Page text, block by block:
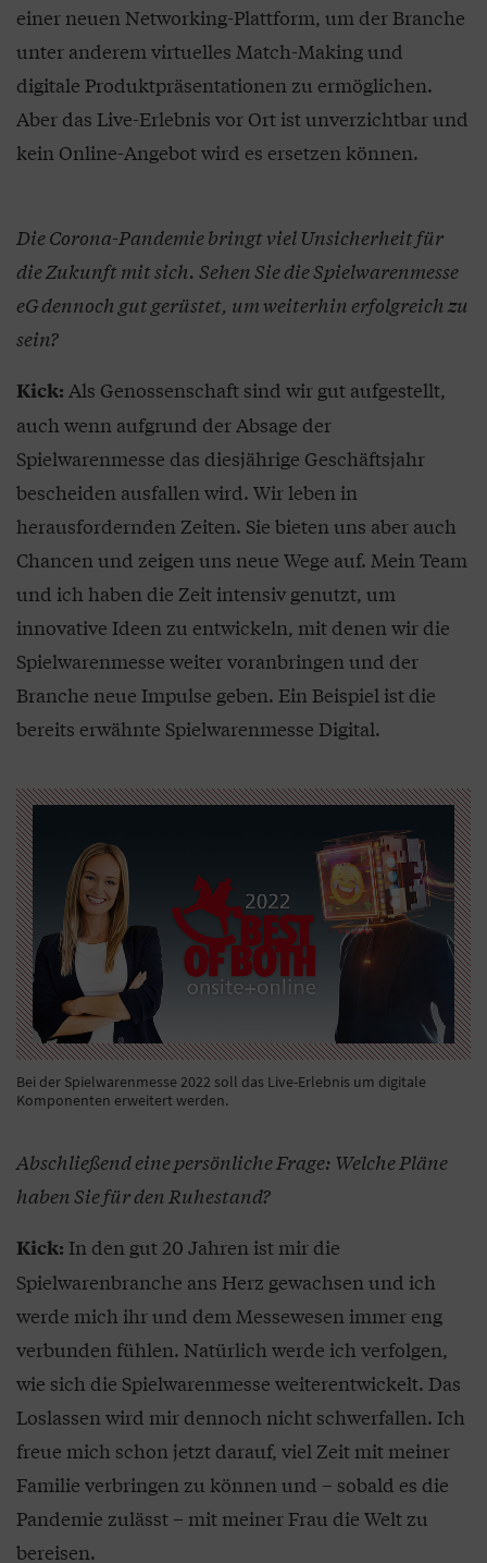
einer neuen Networking-Plattform, um der Branche
unter anderem virtuelles Match-Making und
digitale Produktpräsentationen zu ermöglichen.
Aber das Live-Erlebnis vor Ort ist unverzichtbar und
kein Online-Angebot wird es ersetzen können.
Die Corona-Pandemie bringt viel Unsicherheit für
die Zukunft mit sich. Sehen Sie die Spielwarenmesse
eG dennoch gut gerüstet, um weiterhin erfolgreich zu
sein?
Kick: Als Genossenschaft sind wir gut aufgestellt,
auch wenn aufgrund der Absage der
Spielwarenmesse das diesjährige Geschäftsjahr
bescheiden ausfallen wird. Wir leben in
herausfordernden Zeiten. Sie bieten uns aber auch
Chancen und zeigen uns neue Wege auf. Mein Team
und ich haben die Zeit intensiv genutzt, um
innovative Ideen zu entwickeln, mit denen wir die
Spielwarenmesse weiter voranbringen und der
Branche neue Impulse geben. Ein Beispiel ist die
bereits erwähnte Spielwarenmesse Digital.
Bei der Spielwarenmesse 2022 soll das Live-Erlebnis um digitale
Komponenten erweitert werden.
Abschließend eine persönliche Frage: Welche Pläne
haben Sie für den Ruhestand?
Kick: In den gut 20 Jahren ist mir die
Spielwarenbranche ans Herz gewachsen und ich
werde mich ihr und dem Messewesen immer eng
verbunden fühlen. Natürlich werde ich verfolgen,
wie sich die Spielwarenmesse weiterentwickelt. Das
Loslassen wird mir dennoch nicht schwerfallen. Ich
freue mich schon jetzt darauf, viel Zeit mit meiner
Familie verbringen zu können und – sobald es die
Pandemie zulässt – mit meiner Frau die Welt zu
bereisen.